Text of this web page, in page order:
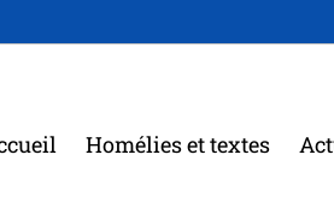
Homélies et textes